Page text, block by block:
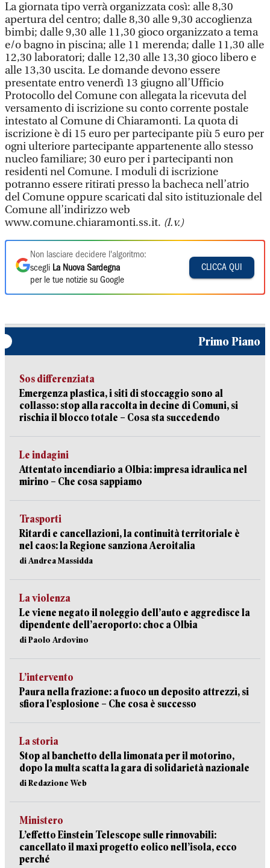
La giornata tipo verrà organizzata così: alle 8,30
apertura del centro; dalle 8,30 alle 9,30 accoglienza
bimbi; dalle 9,30 alle 11,30 gioco organizzato a tema
e/o bagno in piscina; alle 11 merenda; dalle 11,30 alle
12,30 laboratori; dalle 12,30 alle 13,30 gioco libero e
alle 13,30 uscita. Le domande devono essere
presentate entro venerdì 13 giugno all’Ufficio
Protocollo del Comune con allegata la ricevuta del
versamento di iscrizione su conto corrente postale
intestato al Comune di Chiaramonti. La quota di
iscrizione è di 15 euro per partecipante più 5 euro per
ogni ulteriore partecipante appartenente allo stesso
nucleo familiare; 30 euro per i partecipanti non
residenti nel Comune. I moduli di iscrizione
potranno essere ritirati presso la bacheca nell’atrio
del Comune oppure scaricati dal sito istituzionale del
Comune all’indirizzo web
www.comune.chiaramonti.ss.it. (l.v.)
Non lasciare decidere l'algoritmo:
scegli La Nuova Sardegna
per le tue notizie su Google
CLICCA QUI
Primo Piano
Sos differenziata
Emergenza plastica, i siti di stoccaggio sono al
collasso: stop alla raccolta in decine di Comuni, si
rischia il blocco totale – Cosa sta succedendo
Le indagini
Attentato incendiario a Olbia: impresa idraulica nel
mirino – Che cosa sappiamo
Trasporti
Ritardi e cancellazioni, la continuità territoriale è
nel caos: la Regione sanziona Aeroitalia
di Andrea Massidda
La violenza
Le viene negato il noleggio dell’auto e aggredisce la
dipendente dell’aeroporto: choc a Olbia
di Paolo Ardovino
L’intervento
Paura nella frazione: a fuoco un deposito attrezzi, si
sfiora l’esplosione – Che cosa è successo
La storia
Stop al banchetto della limonata per il motorino,
dopo la multa scatta la gara di solidarietà nazionale
di Redazione Web
Ministero
L’effetto Einstein Telescope sulle rinnovabili:
cancellato il maxi progetto eolico nell’isola, ecco
perché